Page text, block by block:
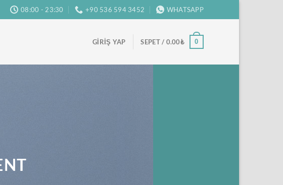
08:00 - 23:30 +90 536 594 3452 WHATSAPP
GIRIŞ YAP SEPET / 0.00₺ 0